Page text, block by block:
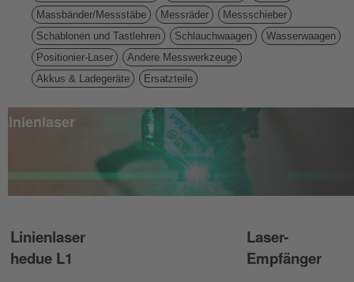
Massbänder/Messstäbe
Messräder
Messschieber
Schablonen und Tastlehren
Schlauchwaagen
Wasserwaagen
Positionier-Laser
Andere Messwerkzeuge
Akkus & Ladegeräte
Ersatzteile
Linienlaser
Linienlaser
hedue L1
Laser-
Empfänger